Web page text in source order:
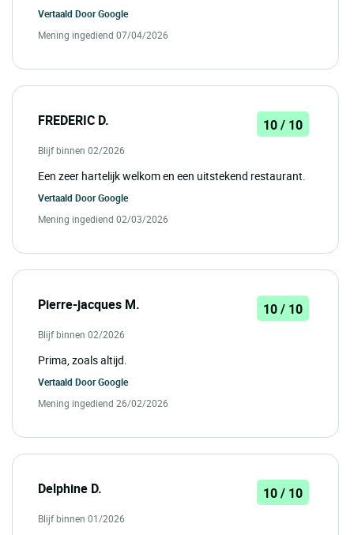
Vertaald DoorGoogle
Mening ingediend 07/04/2026
FREDERIC D. 10 / 10
Blijf binnen 02/2026
Een zeer hartelijk welkom en een uitstekend restaurant.
Vertaald DoorGoogle
Mening ingediend 02/03/2026
Pierre-jacques M. 10 / 10
Blijf binnen 02/2026
Prima, zoals altijd.
Vertaald DoorGoogle
Mening ingediend 26/02/2026
Delphine D. 10 / 10
Blijf binnen 01/2026